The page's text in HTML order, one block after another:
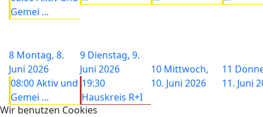
Gemei ...
8 Montag, 8.
Juni 2026
08:00 Aktiv und
Gemei ...
9 Dienstag, 9.
Juni 2026
19:30
Hauskreis R+I
10 Mittwoch,
10. Juni 2026
11
11. Juni
Wir benutzen Cookies